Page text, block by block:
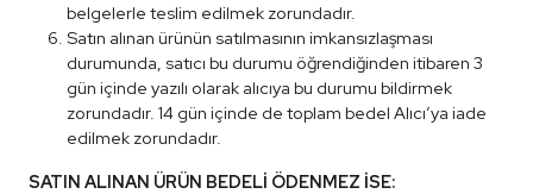
belgelerle teslim edilmek zorundadır.
Satın alınan ürünün satılmasının imkansızlaşması
durumunda, satıcı bu durumu öğrendiğinden itibaren 3
gün içinde yazılı olarak alıcıya bu durumu bildirmek
zorundadır. 14 gün içinde de toplam bedel Alıcı’ya iade
edilmek zorundadır.
SATIN ALINAN ÜRÜN BEDELİ ÖDENMEZ İSE: